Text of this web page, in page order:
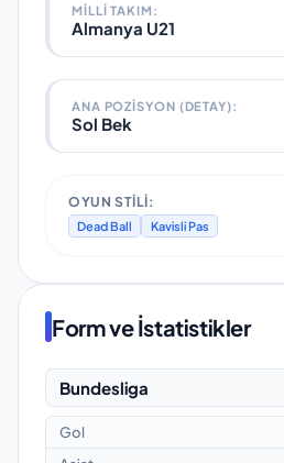
MILLI TAKIM :
Almanya U21
ANA POZISYON (DETAY):
Sol Bek
OYUN STILI:
Dead Ball Kavisli Pas
Form ve İstatistikler
Bundesliga
Gol